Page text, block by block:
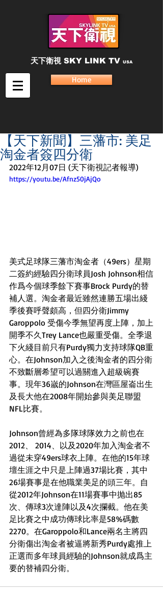
天下衛視 SKY LINK TV USA
Home
【天下新聞】三藩市: 美足
淘金者簽四分衛
2022年12月07日 (天下衛視記者報導)
https://youtu.be/Afnz50jAjQo
美式足球隊三藩市淘金者（49ers）星期
二簽約經驗四分衛球員Josh Johnson相信
作爲今個球季餘下賽事Brock Purdy的替
補人選。淘金者最近雖然連勝五場出綫
季後賽呼聲頗高，但四分衛Jimmy
Garoppolo 受傷今季無望再度上陣，加上
開季不久Trey Lance也嚴重受傷。全季退
下火綫目前只有Purdy獨力支持球隊QB重
心。在Johnson加入之後淘金者的四分衛
不致斷層希望可以過關進入超級碗賽
事。現年36嵗的Johnson在灣區屋崙出生
及長大他在2008年開始參與美足聯盟
NFL比賽。
Johnson曾經為多隊球隊效力之前也在
2012、 2014、以及2020年加入淘金者不
過從未穿49ers球衣上陣。在他的15年球
壇生涯之中只是上陣過37場比賽，其中
26場賽事是在他職業美足的頭三年。自
從2012年Johnson在11場賽事中抛出85
次、傳球3次達陣以及4次攔截。他在美
足比賽之中成功傳球比率是58%碼數
2270。在Garoppolo和Lance兩名主將四
分衛傷出淘金者被逼將新秀Purdy處推上
正選而多年球員經驗的Johnson就成爲主
要的替補四分衛。